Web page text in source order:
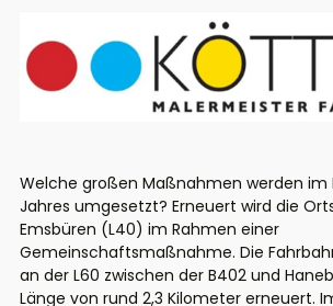
Welche großen Maßnahmen werden im
Jahres umgesetzt? Erneuert wird die
Emsbüren (L40) im Rahmen einer
Gemeinschaftsmaßnahme. Die
an der L60 zwischen der B402 und
Länge von rund 2,3 Kilometer erneuert.